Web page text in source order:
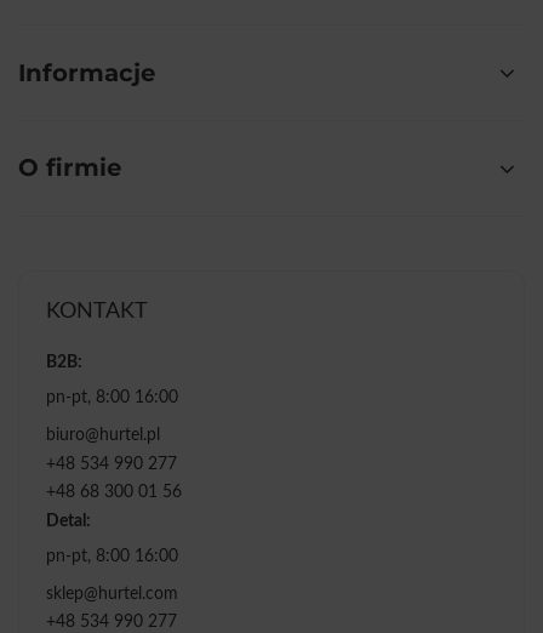
Informacje
O firmie
KONTAKT
B2B:
pn-pt, 8:00 16:00
biuro@hurtel.pl
+48 534 990 277
+48 68 300 01 56
Detal:
pn-pt, 8:00 16:00
sklep@hurtel.com
+48 534 990 277